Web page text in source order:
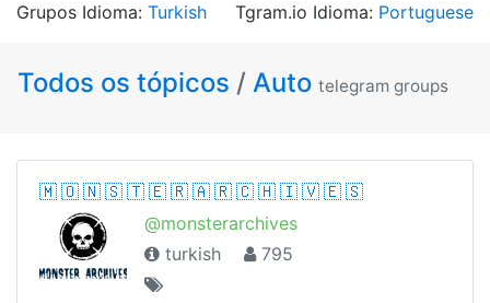
Grupos Idioma: Turkish Tgram.io Idioma: Portuguese
Todos os tópicos / Auto telegram groups
🇲 🇴 🇳 🇸 🇹 🇪 🇷 🇦 🇷 🇨 🇭 🇮 🇻 🇪 🇸
@monsterarchives
turkish
795